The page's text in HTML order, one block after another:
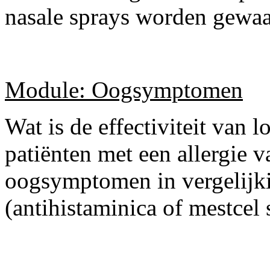
nasale sprays worden
Module: Oogsymptomen
Wat is de effectiviteit van
patiënten met een allergie
oogsymptomen in
(antihistaminica of mestcel